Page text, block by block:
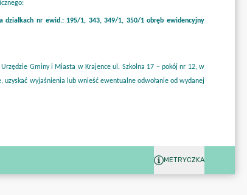
METRYCZKA